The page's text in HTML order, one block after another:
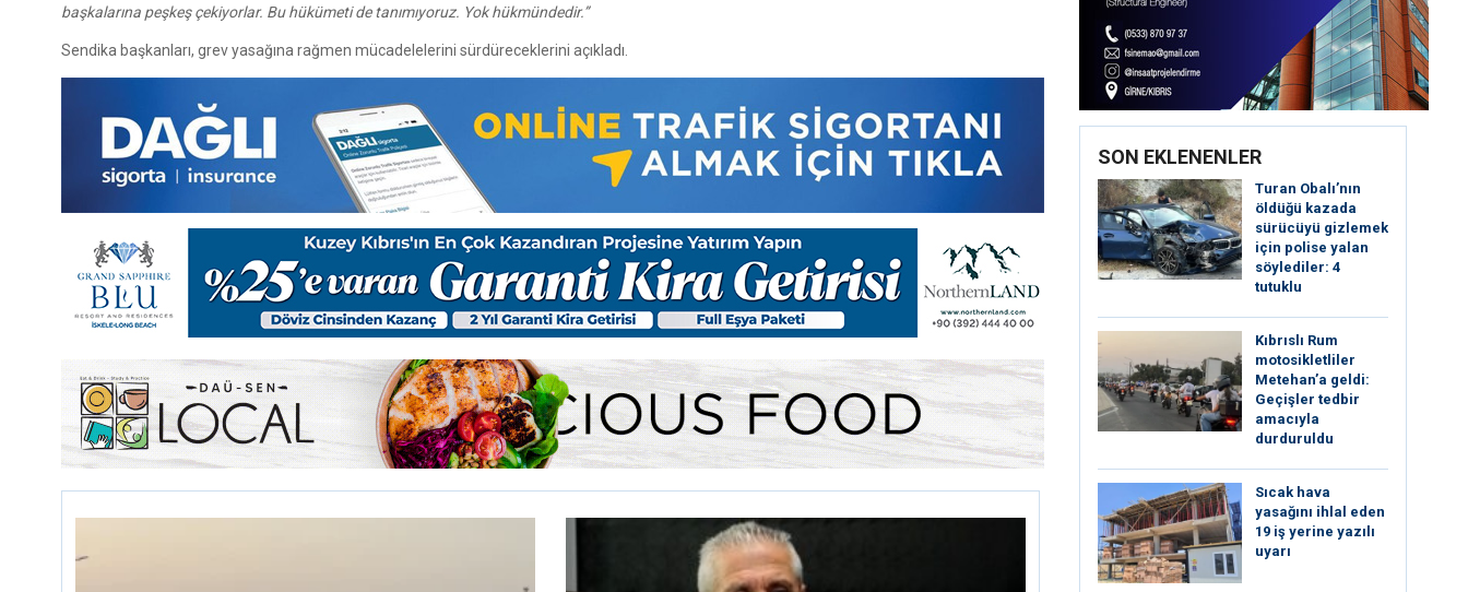
başkalarına peşkeş çekiyorlar. Bu hükümeti de tanımıyoruz. Yok hükmündedir.”
Sendika başkanları, grev yasağına rağmen mücadelelerini sürdüreceklerini açıkladı.
SON EKLENENLER
Turan Obalı’nın
öldüğü kazada
sürücüyü gizlemek
için polise yalan
söylediler: 4
tutuklu
Kıbrıslı Rum
motosikletliler
Metehan’a geldi:
Geçişler tedbir
amacıyla
durduruldu
Sıcak hava
yasağını ihlal eden
19 iş yerine yazılı
uyarı